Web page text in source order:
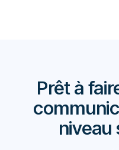
Prêt à
niveau